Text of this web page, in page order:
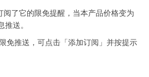
阅了它的限免提醒，当本产品价格变为
推送。
免推送，可点击「添加订阅」并按提示